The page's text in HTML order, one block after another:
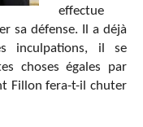
effectue
sa défense. Il a déjà
inculpations, il se
choses égales par
Fillon fera-t-il chuter